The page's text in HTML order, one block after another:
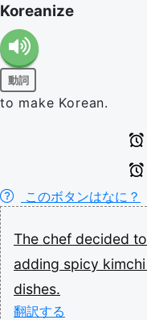
Koreanize
動詞
to make Korean.
このボタンはなに？
The chef decided to
adding spicy kimchi
dishes.
翻訳する